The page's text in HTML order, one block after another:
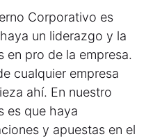
Corporativo es
un liderazgo y la
en pro de la empresa.
cualquier empresa
ahí. En nuestro
es que haya
y apuestas en el